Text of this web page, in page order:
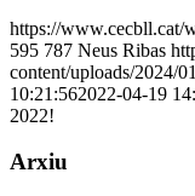
https://www.cecbll.cat/
595 787 Neus Ribas
content/uploads/2024/
10:21:562022-04-19
2022!
Arxiu